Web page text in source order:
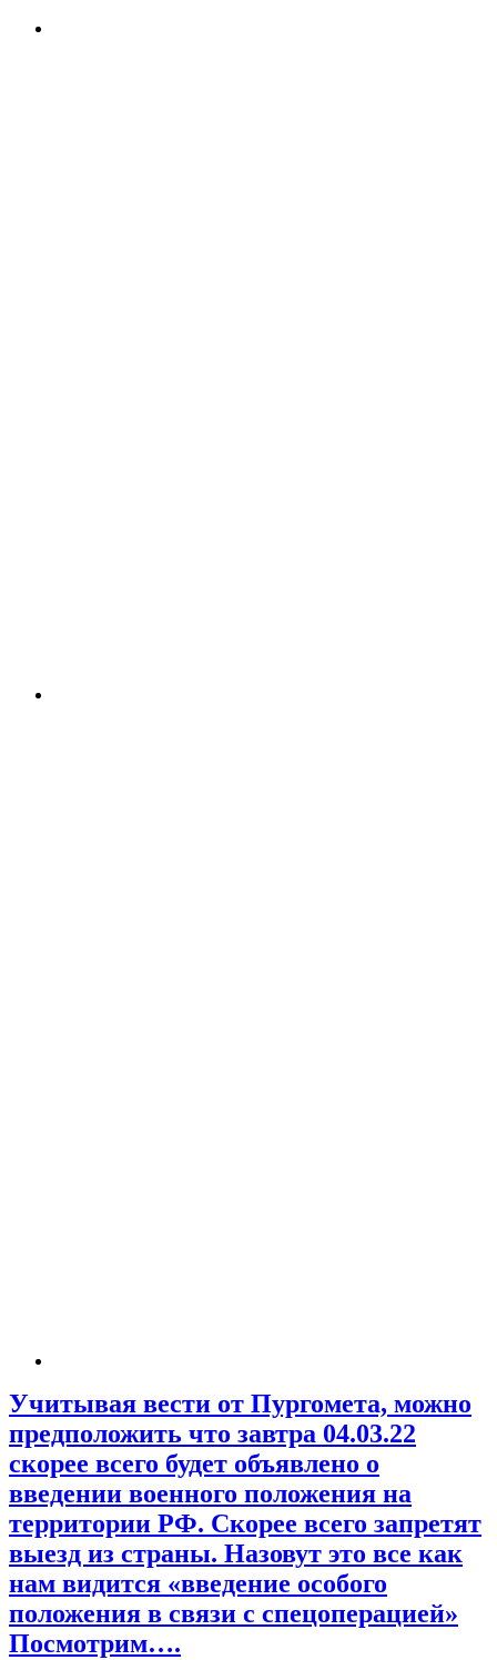
Учитывая вести от Пургомета, можно
предположить что завтра 04.03.22
скорее всего будет объявлено о
введении военного положения на
территории РФ. Скорее всего запретят
выезд из страны. Назовут это все как
нам видится «введение особого
положения в связи с спецоперацией»
Посмотрим….